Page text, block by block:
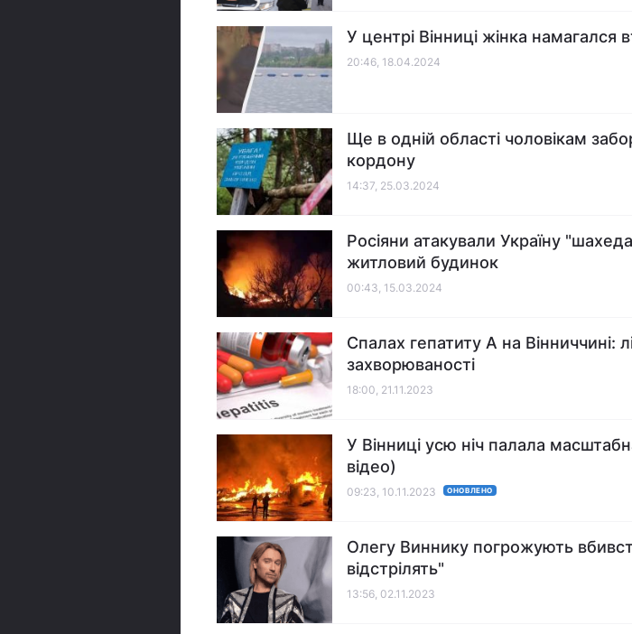
У центрі Вінниці жінка намагался
20:46, 18.04.2024
Ще в одній області чоловікам
кордону
14:37, 25.03.2024
Росіяни атакували Україну
житловий будинок
00:43, 15.03.2024
Спалах гепатиту А на Вінниччині:
захворюваності
18:00, 21.11.2023
У Вінниці усю ніч палала
відео)
09:23, 10.11.2023 ОНОВЛЕНО
Олегу Виннику погрожують
відстрілять"
13:56, 02.11.2023